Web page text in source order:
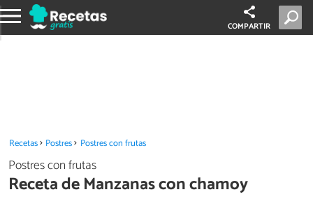
COMPARTIR
Recetas Postres Postres con frutas
Postres con frutas
Receta de Manzanas con chamoy